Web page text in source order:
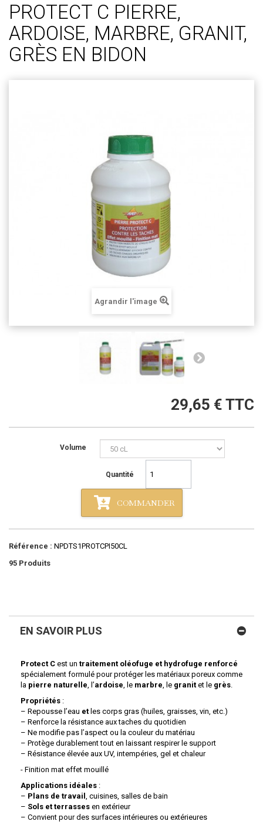
PROTECT C PIERRE,
ARDOISE, MARBRE, GRANIT,
GRÈS EN BIDON
Agrandir l'image
29,65 € TTC
Volume
Quantité
COMMANDER
Référence : NPDTS1PROTCPI50CL
95 Produits
EN SAVOIR PLUS
Protect C est un traitement oléofuge et hydrofuge renforcé
spécialement formulé pour protéger les matériaux poreux comme
la pierre naturelle, l’ardoise, le marbre, le granit et le grès.
Propriétés :
– Repousse l’eau et les corps gras (huiles, graisses, vin, etc.)
– Renforce la résistance aux taches du quotidien
– Ne modifie pas l’aspect ou la couleur du matériau
– Protège durablement tout en laissant respirer le support
– Résistance élevée aux UV, intempéries, gel et chaleur
- Finition mat effet mouillé
Applications idéales :
– Plans de travail , cuisines, salles de bain
– Sols et terrasses en extérieur
– Convient pour des surfaces intérieures ou extérieures